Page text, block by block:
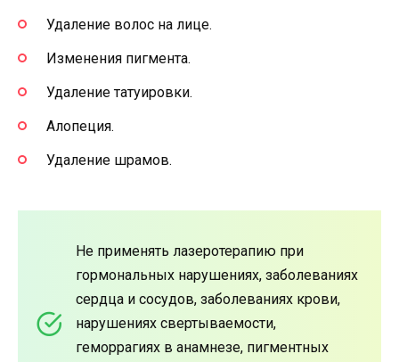
Удаление волос на лице.
Изменения пигмента.
Удаление татуировки.
Алопеция.
Удаление шрамов.
Не применять лазеротерапию при
гормональных нарушениях, заболеваниях
сердца и сосудов, заболеваниях крови,
нарушениях свертываемости,
геморрагиях в анамнезе, пигментных